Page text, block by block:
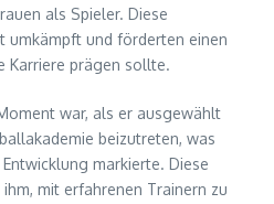
als Spieler. Diese
und förderten einen
Karriere prägen sollte.
war, als er ausgewählt
beizutreten, was
markierte. Diese
mit erfahrenen Trainern zu